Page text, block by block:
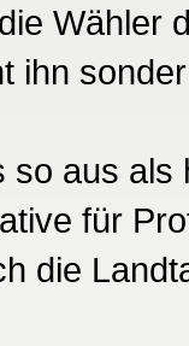
Wähler
ihn
so aus
für
die